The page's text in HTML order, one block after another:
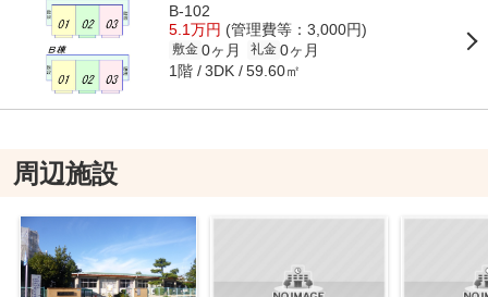
B-102
5.1万円 (管理費等：3,000円)
敷金 0ヶ月 礼金 0ヶ月
1階 3DK 59.60㎡
周辺施設